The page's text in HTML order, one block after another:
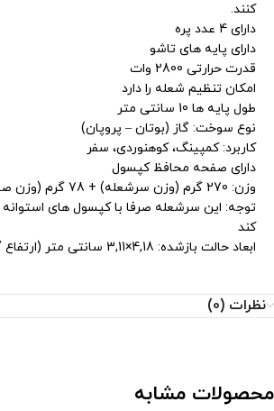
کنند.
دارای 4 عدد پره
داراى پایه هاى تاشو
قدرت حرارتی 2800 وات
امکان تنظیم شعله را دارد
طول پایه ها 10 سانتی متر
نوع سوخت: گاز (بوتان – پروپان)
کاربرد: کمپینگ، کوهنوردی، سفر
دارای صفحه محافظ کپسول
وزن: 270 گرم (وزن سرشعله) + 78 گرم (وزن صفحه محافط کپسول)
توجه: این سرشعله صرفا با کپسول های
کند
ابعاد حالت بازشده: 4,18×3,11 سانتی متر (ارتفاع / قطر)
نظرات (0)
محصولات مشابه